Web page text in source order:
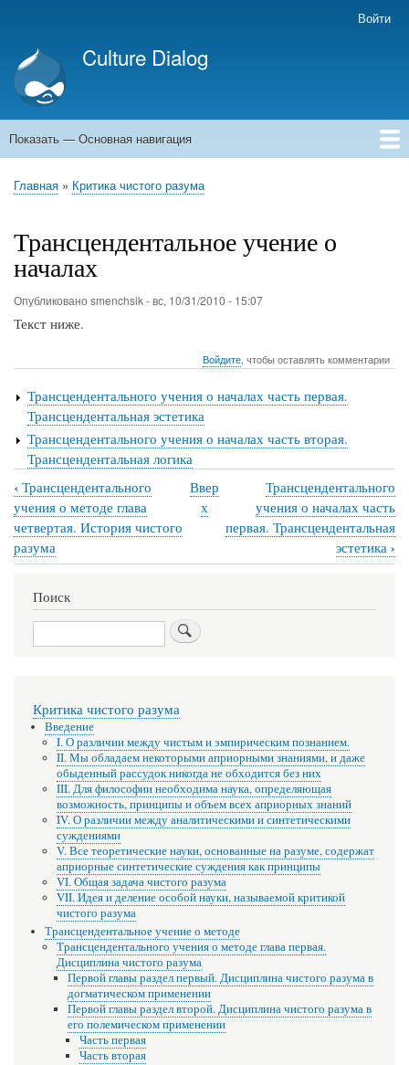
основному
содержанию
учётной
записи
пользователя
Войти
Culture Dialog
Основная
Показать — Основная навигация
Главная
Книги
Авторы
Kомментарии
Архивы емейлов
Форумы
Строка
Главная Критика чистого разума
Трансцендентальное учение о
началах
Опубликовано smenchsik-вс, 10/31/2010 - 15:07
Текст ниже.
Войдите, чтобы оставлять комментарии
Трансцендентального учения о началах часть первая.
Трансцендентальная эстетика
Трансцендентального учения о началах часть вторая.
Трансцендентальная логика
Перекрёстные
ссылки
книги
Трансцендентальное
‹ Трансцендентального
учения о методе глава
четвертая. История чистого
разума
Ввер
х
Трансцендентального
учения о началах часть
первая. Трансцендентальная
эстетика ›
Поиск
Поиск
Критика чистого разума
Введение
I. О различии между чистым и эмпирическим познанием.
II. Мы обладаем некоторыми априорными знаниями, и даже
обыденный рассудок никогда не обходится без них
III. Для философии необходима наука, определяющая
возможность, принципы и объем всех априорных знаний
IV. О различии между аналитическими и синтетическими
суждениями
V. Все теоретические науки, основанные на разуме, содержат
априорные синтетические суждения как принципы
VI. Общая задача чистого разума
VII. Идея и деление особой науки, называемой критикой
чистого разума
Трансцендентальное учение о методе
Трансцендентального учения о методе глава первая.
Дисциплина чистого разума
Первой главы раздел первый. Дисциплина чистого разума в
догматическом применении
Первой главы раздел второй. Дисциплина чистого разума в
его полемическом применении
Часть первая
Часть вторая